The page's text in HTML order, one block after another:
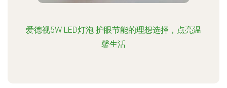
爱德视5W LED灯泡 护眼节能的理想选择，点亮温
馨生活